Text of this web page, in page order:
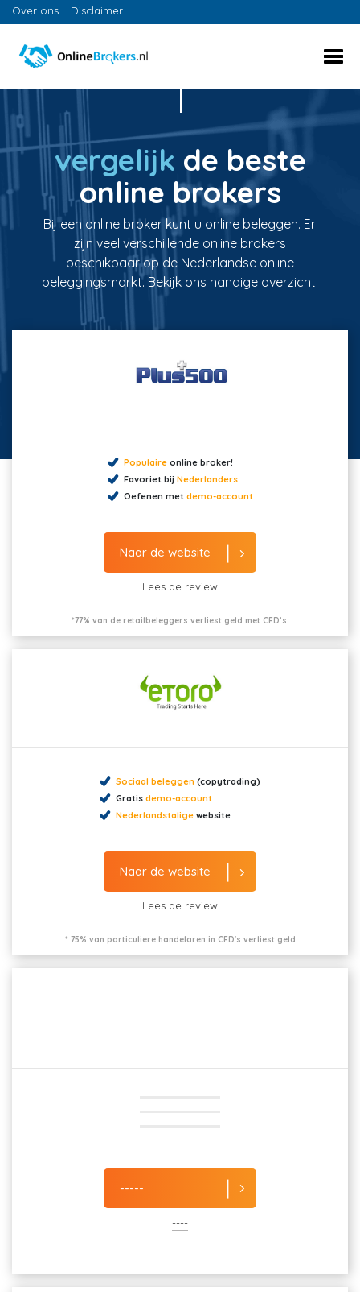
Over ons Disclaimer
vergelijk de beste
online brokers
Bij een online broker kunt u online beleggen. Er
zijn veel verschillende online brokers
beschikbaar op de Nederlandse online
beleggingsmarkt. Bekijk ons handige overzicht.
Populaireonline broker!
Favoriet bij Nederlanders
Oefenen met demo-account
Naar de website
Lees de review
*77% van de retailbeleggers verliest geld met CFD’s.
Sociaal beleggen (copytrading)
Gratis demo-account
Nederlandstalige website
Naar de website
Lees de review
* 75% van particuliere handelaren in CFD's verliest geld
-----
----